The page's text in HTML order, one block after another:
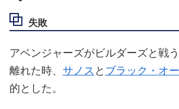
失敗
アベンジャーズがビルダーズと戦
離れた時、 サノス と ブラック・オ
的とした。